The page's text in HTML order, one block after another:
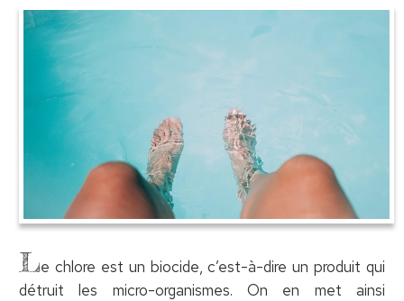
Le chlore est un biocide, c’est-à-dire un produit qui
détruit les micro-organismes. On en met ainsi